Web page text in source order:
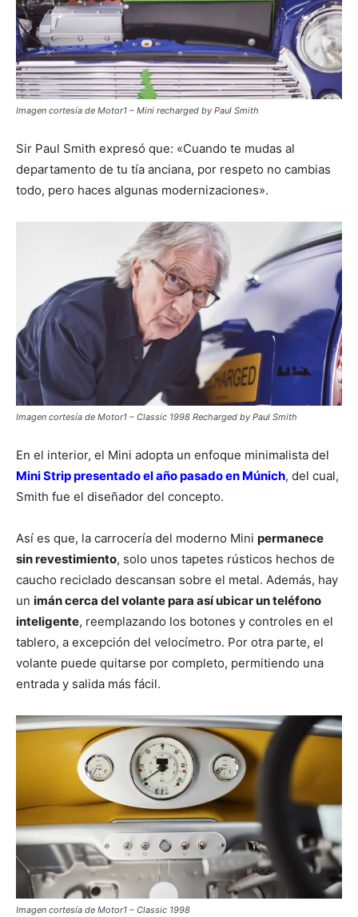
Imagen cortesía de Motor1 – Mini recharged by Paul Smith
Sir Paul Smith expresó que: «Cuando te mudas al
departamento de tu tía anciana, por respeto no cambias
todo, pero haces algunas modernizaciones».
Imagen cortesía de Motor1 – Classic 1998 Recharged by Paul Smith
En el interior, el Mini adopta un enfoque minimalista del
Mini Strip presentado el año pasado en Múnich, del cual,
Smith fue el diseñador del concepto.
Así es que, la carrocería del moderno Mini permanece
sin revestimiento, solo unos tapetes rústicos hechos de
caucho reciclado descansan sobre el metal. Además, hay
un imán cerca del volante para así ubicar un teléfono
inteligente, reemplazando los botones y controles en el
tablero, a excepción del velocímetro. Por otra parte, el
volante puede quitarse por completo, permitiendo una
entrada y salida más fácil.
Imagen cortesía de Motor1 – Classic 1998